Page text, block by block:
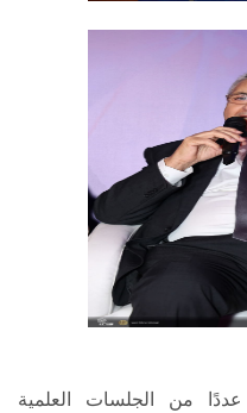
عددًا من الجلسات العلمية